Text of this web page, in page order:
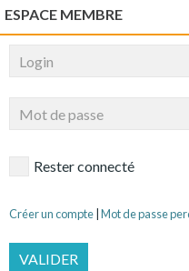
ESPACE MEMBRE
Rester connecté
Créer un compte Mot de passe
VALIDER